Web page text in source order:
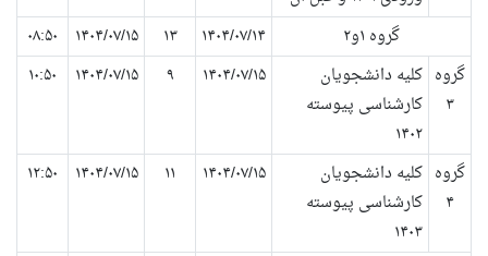
گروه ۱و۲ ۱۴۰۴/۰۷/۱۴ ۱۳ ۱۴۰۴/۰۷/۱۵
۰۸:۵۰
گروه
۳
کلیه دانشجویان
کارشناسی پیوسته
۱۴۰۲
۱۴۰۴/۰۷/۱۵ ۹ ۱۴۰۴/۰۷/۱۵ ۱۰:۵۰
گروه
۴
کلیه دانشجویان
کارشناسی پیوسته
۱۴۰۳
۱۴۰۴/۰۷/۱۵ ۱۱ ۱۴۰۴/۰۷/۱۵ ۱۲:۵۰